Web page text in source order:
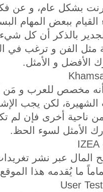
بشكل عام، و عن
ببعض المهام
بالذكر أن كل
مثل الفن و ترغب في
الأفضل و الأمثل.
مخصص للعرب و مَن لا
لكن يجب
أخرى فإن لم تكن
الأمثل لسوء الحظ.
المال عبر نشر
ما يُقدمه هذا الموقع